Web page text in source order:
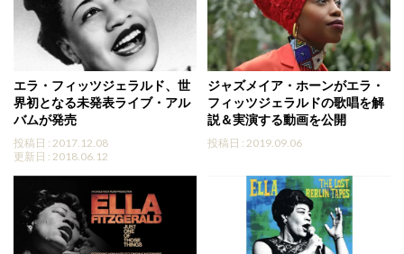
エラ・フィッツジェラルド、世
界初となる未発表ライブ・アル
バムが発売
投稿日 : 2017.12.08
更新日 : 2018.06.12
ジャズメイア・ホーンがエラ・
フィッツジェラルドの歌唱を解
説＆実演する動画を公開
投稿日 : 2019.09.06